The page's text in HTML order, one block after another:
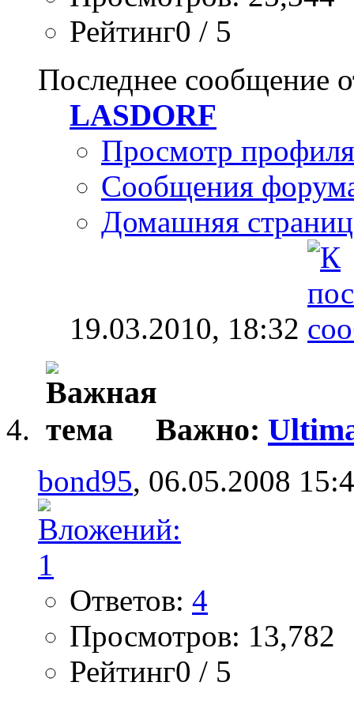
Рейтинг0 / 5
Последнее сообщение
LASDORF
Просмотр профиля
Сообщения
Домашняя
19.03.2010, 18:32
Важно:
bond95, 06.05.2008
Ответов: 4
Просмотров: 13,782
Рейтинг0 / 5